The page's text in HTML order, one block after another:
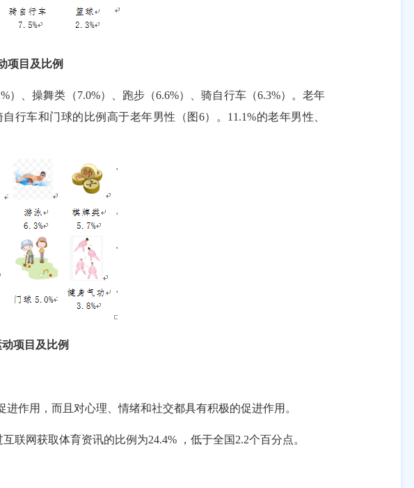
项目及比例
）、操舞类（7.0%）、跑步（6.6%）、骑自行车（6.3%）。老年
行车和门球的比例高于老年男性（图 6）。 11.1%的老年男性、
项目及比例
作用，而且对心理、情绪和社交都具有积极的促进作用。
联网获取体育资讯的比例为24.4% ，低于全国 2.2个百分点。